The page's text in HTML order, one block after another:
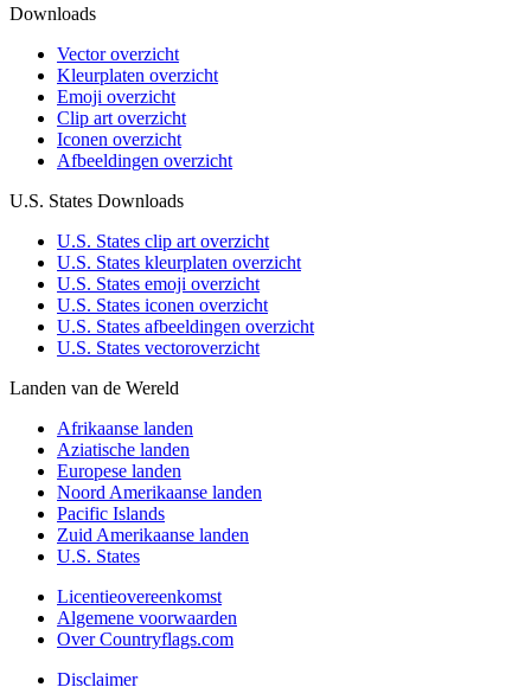
Downloads
Vector overzicht
Kleurplaten overzicht
Emoji overzicht
Clip art overzicht
Iconen overzicht
Afbeeldingen overzicht
U.S. States Downloads
U.S. States clip art overzicht
U.S. States kleurplaten overzicht
U.S. States emoji overzicht
U.S. States iconen overzicht
U.S. States afbeeldingen overzicht
U.S. States vectoroverzicht
Landen van de Wereld
Afrikaanse landen
Aziatische landen
Europese landen
Noord Amerikaanse landen
Pacific Islands
Zuid Amerikaanse landen
U.S. States
Licentieovereenkomst
Algemene voorwaarden
Over Countryflags.com
Disclaimer